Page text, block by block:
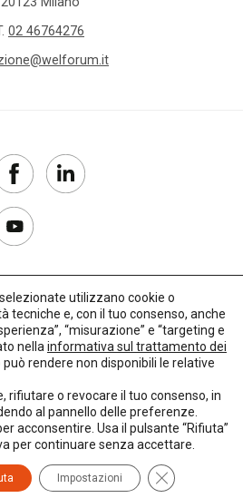
02 46764276
2017–2026
Privacy Policy
utilizzano cookie o
tecniche e, con il tuo consenso, anche
“misurazione” e “targeting e
nella informativa sul trattamento dei
può rendere non disponibili le relative
rifiutare o revocare il tuo consenso, in
al pannello delle preferenze.
acconsentire. Usa il pulsante “Rifiuta”
per continuare senza accettare.
Impostazioni Close GDPR